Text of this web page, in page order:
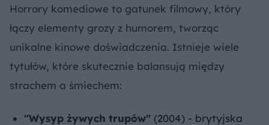
Horrory komediowe to gatunek filmowy, który
łączy elementy grozy z humorem, tworząc
unikalne kinowe doświadczenia. Istnieje wiele
tytułów, które skutecznie balansują między
strachem a śmiechem:
"Wysyp żywych trupów" (2004) - brytyjska